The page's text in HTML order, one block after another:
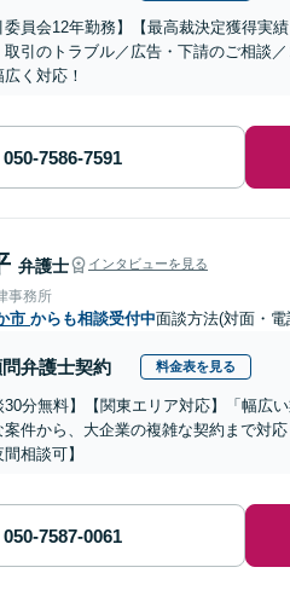
委員会12年勤務】【最高裁決定獲得実
取引のトラブル／広告・下請のご相談
く対応！
弁護士 インタビューを見る
事務所
市 からも相談受付中面談方法(対面・
問弁護士契約 料金表を見る
30分無料】【関東エリア対応】「幅広
件から、大企業の複雑な契約まで対
間相談可】